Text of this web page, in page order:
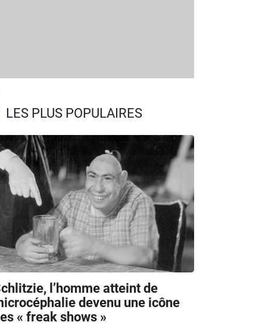
LES PLUS POPULAIRES
l’homme atteint de
devenu une icône
« freak shows »